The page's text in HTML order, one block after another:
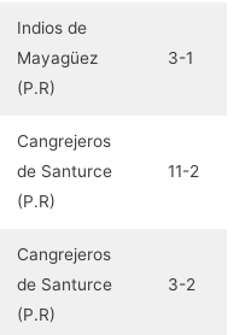
Indios de
Mayagüez
(P.R)
3-1
Cangrejeros
de Santurce
(P.R)
11-2
Cangrejeros
de Santurce
(P.R)
3-2